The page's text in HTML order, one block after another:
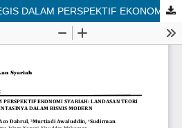
MANAJEMEN STRATEGIS DALAM PERSPEKTIF EKONOMI SYARIAH: LANDASAN TEORI DAN IMPLEMENTASINYA DALAM BISNIS MODERN